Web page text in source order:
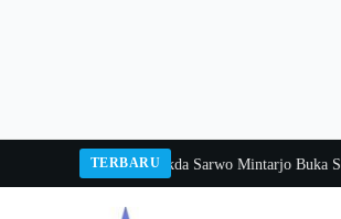
TERBARU
Balang 2026Pj Sekda Sarwo Mintarjo Buka